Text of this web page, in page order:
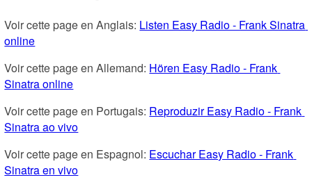
Voir cette page en Anglais: Listen Easy Radio - Frank Sinatra
online
Voir cette page en Allemand: Hören Easy Radio - Frank
Sinatra online
Voir cette page en Portugais: Reproduzir Easy Radio - Frank
Sinatra ao vivo
Voir cette page en Espagnol: Escuchar Easy Radio - Frank
Sinatra en vivo